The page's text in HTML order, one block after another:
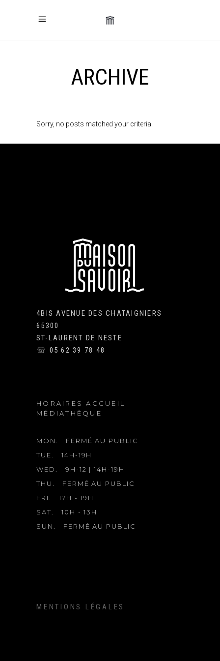
ARCHIVE
Sorry, no posts matched your criteria.
4BIS AVENUE DES CHATAIGNIERS
65300
ST-LAURENT DE NESTE
☏ 05 62 39 78 48
HORAIRES ACCUEIL
MÉDIATHÈQUE
MON.
FERMÉ AU PUBLIC
TUE.
14H-19H
WED.
9H-12 | 14H-19H
THU.
FERMÉ AU PUBLIC
FRI.
17H - 19H
SAT.
10H - 13H
SUN.
FERMÉ AU PUBLIC
MENTIONS LÉGALES